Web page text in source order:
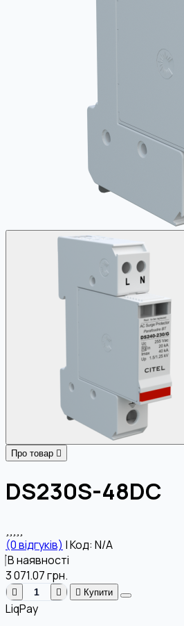
Про товар
DS230S-48DC
(0 відгуків) |Код: N/A
В наявності
3 071.07грн.
Купити
LiqPay